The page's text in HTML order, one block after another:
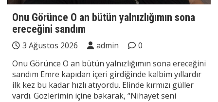
Onu Görünce O an bütün yalnızlığımın sona
ereceğini sandım
3 Ağustos 2026 admin
0
Onu Görünce O an bütün yalnızlığımın sona ereceğini
sandım Emre kapıdan içeri girdiğinde kalbim yıllardır
ilk kez bu kadar hızlı atıyordu. Elinde kırmızı güller
vardı. Gözlerimin içine bakarak, “Nihayet seni